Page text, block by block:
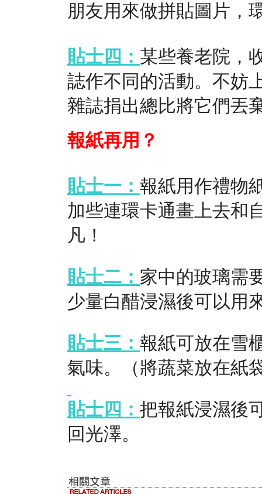
朋友用來做拼貼圖片，
貼士四： 某些養老院，
誌作不同的活動。不妨
雜誌捐出總比將它們丟
報紙再用？
貼士一： 報紙用作禮物
加些連環卡通畫上去和
凡！
貼士二： 家中的玻璃需
少量白醋浸濕後可以用
貼士三： 報紙可放在雪
氣味。（將蔬菜放在紙
貼士四： 把報紙浸濕後
回光澤。